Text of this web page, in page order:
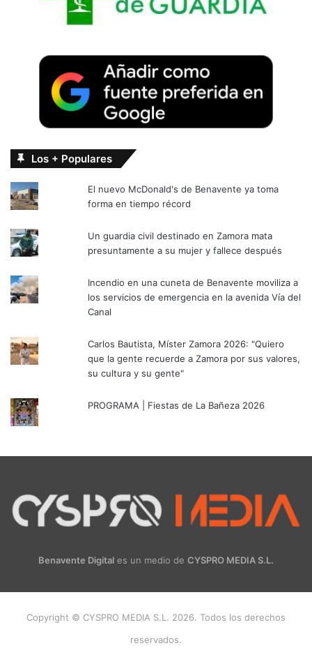
Los + Populares
El nuevo McDonald's de Benavente ya toma
forma en tiempo récord
Un guardia civil destinado en Zamora mata
presuntamente a su mujer y fallece después
Incendio en una cuneta de Benavente moviliza a
los servicios de emergencia en la avenida Vía del
Canal
Carlos Bautista, Míster Zamora 2026: "Quiero
que la gente recuerde a Zamora por sus valores,
su cultura y su gente"
PROGRAMA | Fiestas de La Bañeza 2026
Benavente Digital es un medio de CYSPRO MEDIA S.L.
Copyright © CYSPRO MEDIA S.L. 2026. Todos los derechos
reservados.